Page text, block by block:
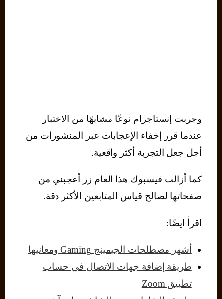
وجربت إنستاجرام نوعًا مشابهًا من الاختبار
عندما قرر إخفاء الإعجابات عبر المنشورات من
أجل جعل التجربة أكثر واقعية.
كما أزالت فيسبوك هذا العام زر أعجبني من
صفحاتها لصالح قياس المتابعين الأكثر دقة.
اقرأ ايضًا:
أشهر مصطلحات الجيمينج Gaming ومعانيها
طريقة إضافة جهات الاتصال في حساب
تطبيق Zoom